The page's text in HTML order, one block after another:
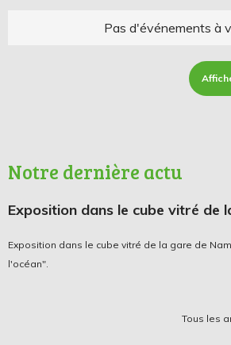
Pas d'événements à
Notre dernière actu
Exposition dans le cube vitré de
Exposition dans le cube vitré de la gare de
l'océan".
Tous les